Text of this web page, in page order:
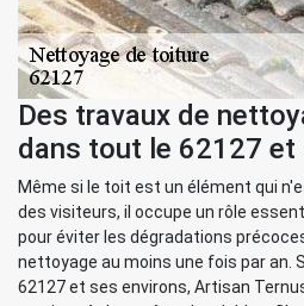
Des travaux de
dans tout le 62127 et
Même si le toit est un élément qui
des visiteurs, il occupe un rôle
pour éviter les dégradations
nettoyage au moins une fois par an.
62127 et ses environs, Artisan